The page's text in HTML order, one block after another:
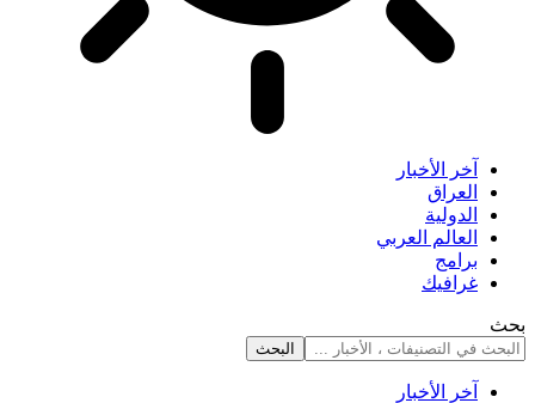
آخر الأخبار
العراق
الدولية
العالم العربي
برامج
غرافيك
بحث
آخر الأخبار